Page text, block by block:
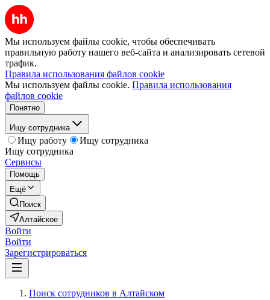
Мы используем файлы cookie, чтобы обеспечивать
правильную работу нашего веб-сайта и анализировать сетевой
трафик.
Правила использования файлов cookie
Мы используем файлы cookie. Правила использования
файлов cookie
Понятно
Ищу сотрудника
Ищу работу
Ищу сотрудника
Ищу сотрудника
Сервисы
Помощь
Ещё
Поиск
Алтайское
Войти
Войти
Зарегистрироваться
Поиск сотрудников в Алтайском